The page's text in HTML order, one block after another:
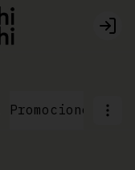
Promociones